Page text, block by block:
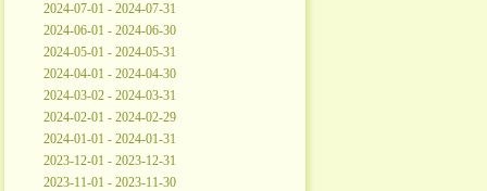
2024-07-01 - 2024-07-31
2024-06-01 - 2024-06-30
2024-05-01 - 2024-05-31
2024-04-01 - 2024-04-30
2024-03-02 - 2024-03-31
2024-02-01 - 2024-02-29
2024-01-01 - 2024-01-31
2023-12-01 - 2023-12-31
2023-11-01 - 2023-11-30